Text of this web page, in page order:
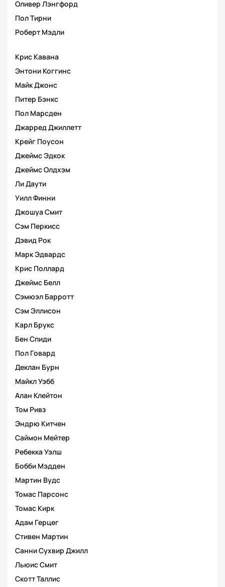
Оливер Лэнгфорд
Пол Тирни
Роберт Мэдли
Крис Кавана
Энтони Коггинс
Майк Джонс
Питер Бэнкс
Пол Марсден
Джарред Джиллетт
Крейг Поусон
Джеймс Эдкок
Джеймс Олдхэм
Ли Даути
Уилл Финни
Джошуа Смит
Сэм Перкисс
Дэвид Рок
Марк Эдвардс
Крис Поллард
Джеймс Белл
Сэмюэл Барротт
Сэм Эллисон
Карл Брукс
Бен Спиди
Пол Говард
Деклан Бурн
Майкл Уэбб
Алан Клейтон
Том Ривз
Эндрю Китчен
Саймон Мейтер
Ребекка Уэлш
Бобби Мэдден
Мартин Вудс
Томас Парсонс
Томас Кирк
Адам Герцег
Стивен Мартин
Санни Сухвир Джилл
Льюис Смит
Скотт Таллис